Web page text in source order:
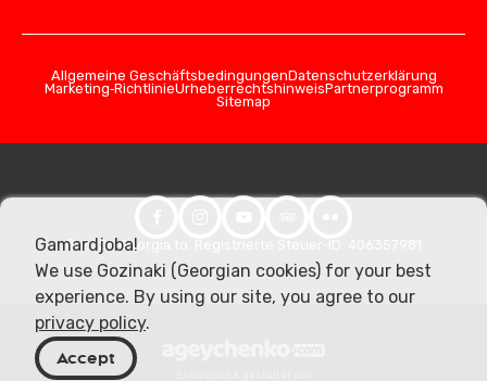
Allgemeine GeschäftsbedingungenDatenschutzerklärung
Marketing‑RichtlinieUrheberrechtshinweisPartnerprogramm
Sitemap
© 2026 Georgia.to. Registrierte Steuer-ID: 406357981
Gamardjoba!
We use Gozinaki (Georgian cookies) for your best
experience. By using our site, you agree to our
privacy policy.
Accept